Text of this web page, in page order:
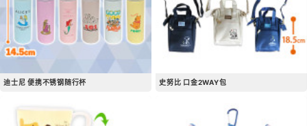
迪士尼 便携不锈钢随行杯 史努比 口金2WAY包